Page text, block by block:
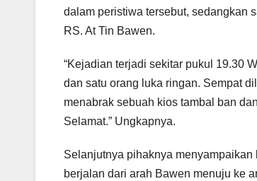
dalam peristiwa tersebut, sedangkan
RS. At Tin Bawen.
“Kejadian terjadi sekitar pukul 19.30
dan satu orang luka ringan. Sempat
menabrak sebuah kios tambal ban
Selamat.” Ungkapnya.
Selanjutnya pihaknya
berjalan dari arah Bawen menuju ke